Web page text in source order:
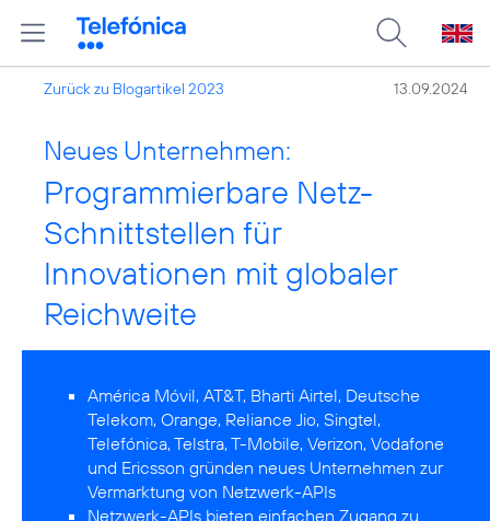
Zurück zu Blogartikel 2023 13.09.2024
Neues Unternehmen:
Programmierbare Netz-
Schnittstellen für
Innovationen mit globaler
Reichweite
América Móvil, AT&T, Bharti Airtel, Deutsche
Telekom, Orange, Reliance Jio, Singtel,
Telefónica, Telstra, T-Mobile, Verizon, Vodafone
und Ericsson gründen neues Unternehmen zur
Vermarktung von Netzwerk-APIs
Netzwerk-APIs bieten einfachen Zugang zu